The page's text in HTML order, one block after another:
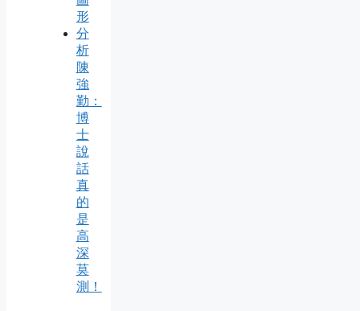
形
分
析
陳
強
勤：
博
士
說
話
真
的
是
高
深
莫
測！